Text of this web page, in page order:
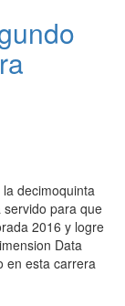
decimoquinta
para que
2016 y logre
Data
en esta carrera